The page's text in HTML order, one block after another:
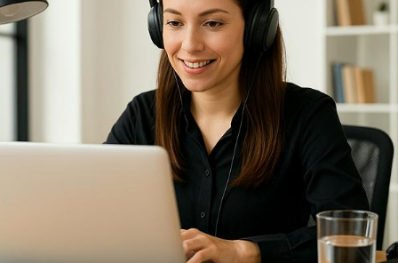
affrontare l'evoluzione del settore. Il Presidente Felice
De Luca e la Vicepresidente Bruna Gozzi illustrano
obiettivi, strategie e priorità del nuovo mandato
nell'intervista pubblicata da Il Giornale
dell'Architettura. Leggi l’intervista completa